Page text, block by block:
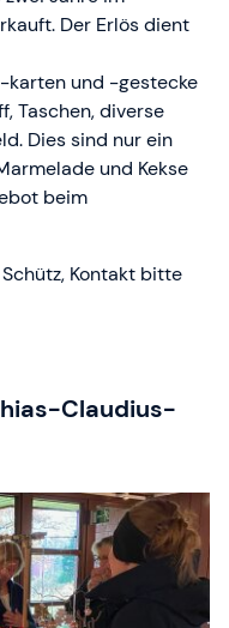
Der Erlös dient
karten und -gestecke
Taschen, diverse
Dies sind nur ein
und Kekse
beim
Kontakt bitte
Claudius-